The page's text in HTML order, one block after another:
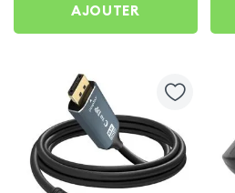
AJOUTER